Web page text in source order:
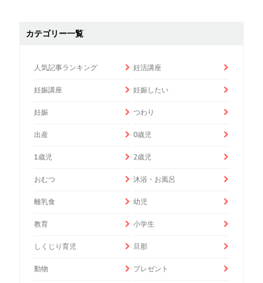
カテゴリー一覧
人気記事ランキング 妊活講座
妊娠講座 妊娠したい
妊娠 つわり
出産 0歳児
1歳児 2歳児
おむつ 沐浴・お風呂
離乳食 幼児
教育 小学生
しくじり育児 旦那
動物 プレゼント